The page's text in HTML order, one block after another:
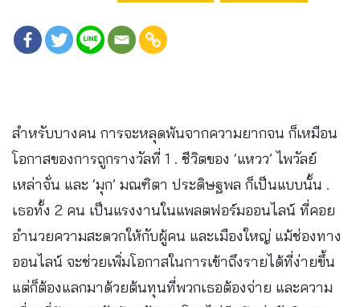
สำหรับบางคน การจะหลุดพ้นจากความยากจน ก็เหมือน
โอกาสของการถูกรางวัลที่ 1 . ชีวิตของ ‘แหวว’ ไพวัลย์
เหล่าจั่น และ ‘มุก’ มณฑิตา ประดิษฐพล ก็เป็นแบบนั้น .
เธอทั้ง 2 คน เป็นแรงงานในแพลตฟอร์มออนไลน์ ที่คอย
อำนวยความสะดวกให้กับผู้คน และเมืองใหญ่ แม้ช่องทาง
ออนไลน์ จะช่วยเพิ่มโอกาสในการเข้าถึงรายได้ที่ง่ายขึ้น
แต่ก็ต้องแลกมาด้วยต้นทุนที่พวกเธอต้องจ่าย และความ